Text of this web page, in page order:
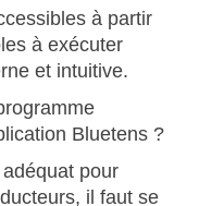
à partir
à exécuter
et intuitive.
Bluetens ?
pour
il faut se